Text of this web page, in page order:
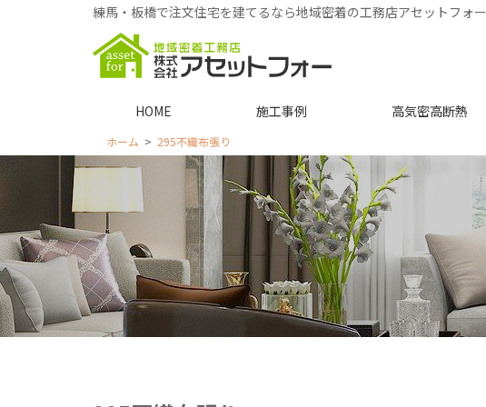
練馬・板橋で注文住宅を建てるなら地域密着の工務店アセットフォー
HOME 施工事例 高気密高断熱
ホーム 295不織布張り